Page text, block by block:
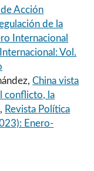
Acción
de la
Internacional
Vol.
China vista
conflicto, la
, Revista Política
Enero-